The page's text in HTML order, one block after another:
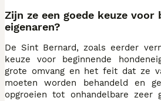
Zijn ze een goede keuze voor
eigenaren?
De Sint Bernard, zoals eerder
keuze voor beginnende
grote omvang en het feit dat ze
moeten worden behandeld en
opgroeien tot onhandelbare zeer